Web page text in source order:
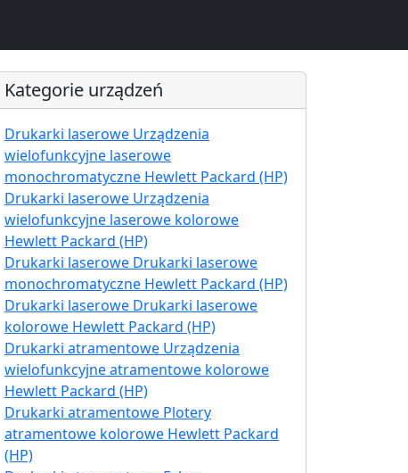
Kategorie urządzeń
Drukarki laserowe Urządzenia
wielofunkcyjne laserowe
monochromatyczne Hewlett Packard (HP)
Drukarki laserowe Urządzenia
wielofunkcyjne laserowe kolorowe
Hewlett Packard (HP)
Drukarki laserowe Drukarki laserowe
monochromatyczne Hewlett Packard (HP)
Drukarki laserowe Drukarki laserowe
kolorowe Hewlett Packard (HP)
Drukarki atramentowe Urządzenia
wielofunkcyjne atramentowe kolorowe
Hewlett Packard (HP)
Drukarki atramentowe Plotery
atramentowe kolorowe Hewlett Packard
(HP)